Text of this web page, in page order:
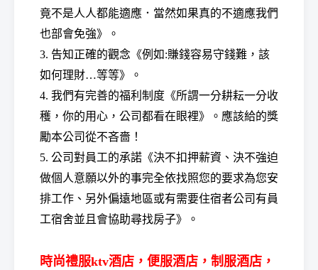
竟不是人人都能適應 ．當然如果真的不適應我們
也部會免強》。
3. 告知正確的觀念《例如:賺錢容易守錢難，該
如何理財…等等》。
4. 我們有完善的福利制度《所謂一分耕耘一分收
穫，你的用心，公司都看在眼裡》。應該給的獎
勵本公司從不吝嗇！
5. 公司對員工的承諾《決不扣押薪資、決不強迫
做個人意願以外的事完全依找照您的要求為您安
排工作 、另外偏遠地區或有需要住宿者公司有員
工宿舍並且會協助尋找房子》。
時尚禮服ktv酒店，便服酒店，制服酒店，